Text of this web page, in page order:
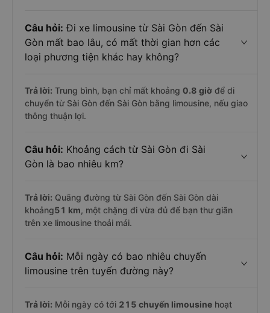
Câu hỏi: Đi xe limousine từ Sài Gòn đến Sài
Gòn mất bao lâu, có mất thời gian hơn các
loại phương tiện khác hay không?
Trả lời: Trung bình, bạn chỉ mất khoảng 0.8 giờ để di
chuyển từ Sài Gòn đến Sài Gòn bằng limousine, nếu giao
thông thuận lợi.
Câu hỏi: Khoảng cách từ Sài Gòn đi Sài
Gòn là bao nhiêu km?
Trả lời: Quãng đường từ Sài Gòn đến Sài Gòn dài
khoảng51 km, một chặng đi vừa đủ để bạn thư giãn
trên xe limousine thoải mái.
Câu hỏi: Mỗi ngày có bao nhiêu chuyến
limousine trên tuyến đường này?
Trả lời: Mỗi ngày có tới 215 chuyến limousine hoạt